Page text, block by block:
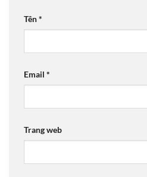
Tên*
Email *
Trang web